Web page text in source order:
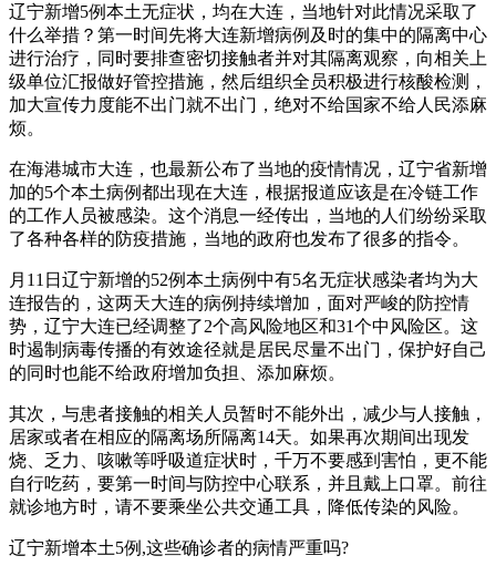
辽宁新增5例本土无症状，均在大连，当地针对此情况采取了
什么举措？第一时间先将大连新增病例及时的集中的隔离中心
进行治疗，同时要排查密切接触者并对其隔离观察，向相关上
级单位汇报做好管控措施，然后组织全员积极进行核酸检测，
加大宣传力度能不出门就不出门，绝对不给国家不给人民添麻
烦。
在海港城市大连，也最新公布了当地的疫情情况，辽宁省新增
加的5个本土病例都出现在大连，根据报道应该是在冷链工作
的工作人员被感染。这个消息一经传出，当地的人们纷纷采取
了各种各样的防疫措施，当地的政府也发布了很多的指令。
月11日辽宁新增的52例本土病例中有5名无症状感染者均为大
连报告的，这两天大连的病例持续增加，面对严峻的防控情
势，辽宁大连已经调整了2个高风险地区和31个中风险区。这
时遏制病毒传播的有效途径就是居民尽量不出门，保护好自己
的同时也能不给政府增加负担、添加麻烦。
其次，与患者接触的相关人员暂时不能外出，减少与人接触，
居家或者在相应的隔离场所隔离14天。如果再次期间出现发
烧、乏力、咳嗽等呼吸道症状时，千万不要感到害怕，更不能
自行吃药，要第一时间与防控中心联系，并且戴上口罩。前往
就诊地方时，请不要乘坐公共交通工具，降低传染的风险。
辽宁新增本土5例,这些确诊者的病情严重吗?